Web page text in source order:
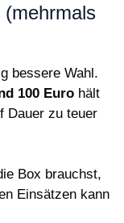
bessere Wahl.
100 Euro hält
Dauer zu teuer
Box brauchst,
Einsätzen kann